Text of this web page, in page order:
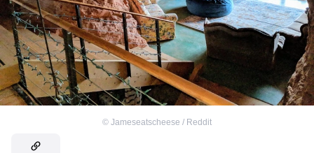
© Jameseatscheese / Reddit